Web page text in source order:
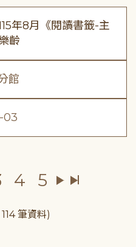
年8月《閱讀書籤-主
齡
館
03
4 5
筆資料)